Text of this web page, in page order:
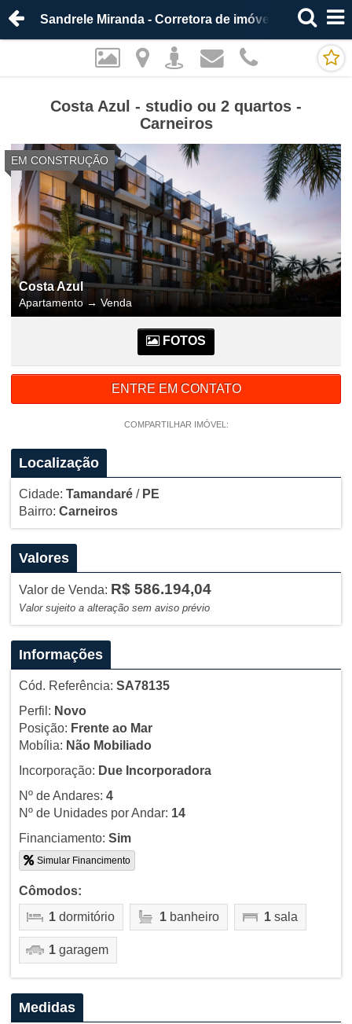
Sandrele Miranda - Corretora de imóveis
Costa Azul - studio ou 2 quartos -
Carneiros
EM CONSTRUÇÃO
Costa Azul
Apartamento → Venda
FOTOS
ENTRE EM CONTATO
COMPARTILHAR IMÓVEL:
Localização
Cidade: Tamandaré/ PE
Bairro: Carneiros
Valores
Valor de Venda: R$ 586.194,04
Valor sujeito a alteração sem aviso prévio
Informações
Cód. Referência: SA78135
Perfil: Novo
Posição: Frente ao Mar
Mobília: Não Mobiliado
Incorporação: Due Incorporadora
Nº de Andares: 4
Nº de Unidades por Andar: 14
Financiamento: Sim
Simular Financimento
Cômodos:
1dormitório 1banheiro 1sala
1garagem
Medidas